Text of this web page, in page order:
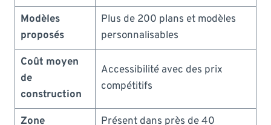
Modèles
proposés
Plus de 200 plans et modèles
personnalisables
Coût moyen
de
construction
Accessibilité avec des prix
compétitifs
Zone
Présent dans près de 40